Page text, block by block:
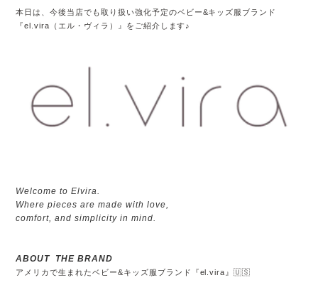
本日は、今後当店でも取り扱い強化予定のベビー&キッズ服ブランド
『el.vira（エル・ヴィラ）』をご紹介します♪
Welcome to Elvira.
Where pieces are made with love,
comfort, and simplicity in mind.
ABOUT THE BRAND
アメリカで生まれたベビー&キッズ服ブランド『el.vira』🇺🇸